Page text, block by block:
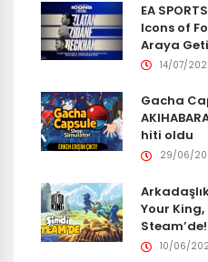
EA
Icons of
Araya
14/07/
Gacha
hiti oldu
29/06/
Your King,
Steam’de!
10/06/